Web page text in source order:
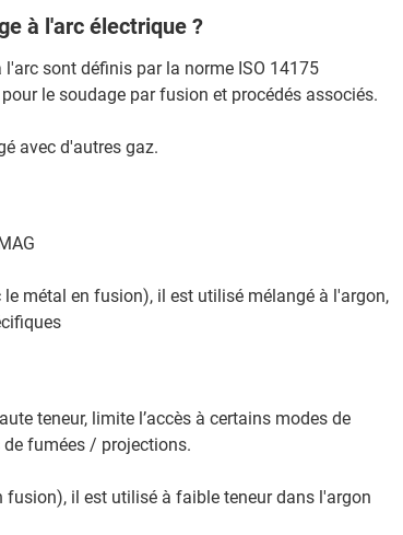
à l'arc électrique ?
l'arc sont définis par la norme ISO 14175
le soudage par fusion et procédés associés.
avec d'autres gaz.
métal en fusion), il est utilisé mélangé à l'argon,
teneur, limite l’accès à certains modes de
fumées / projections.
il est utilisé à faible teneur dans l'argon